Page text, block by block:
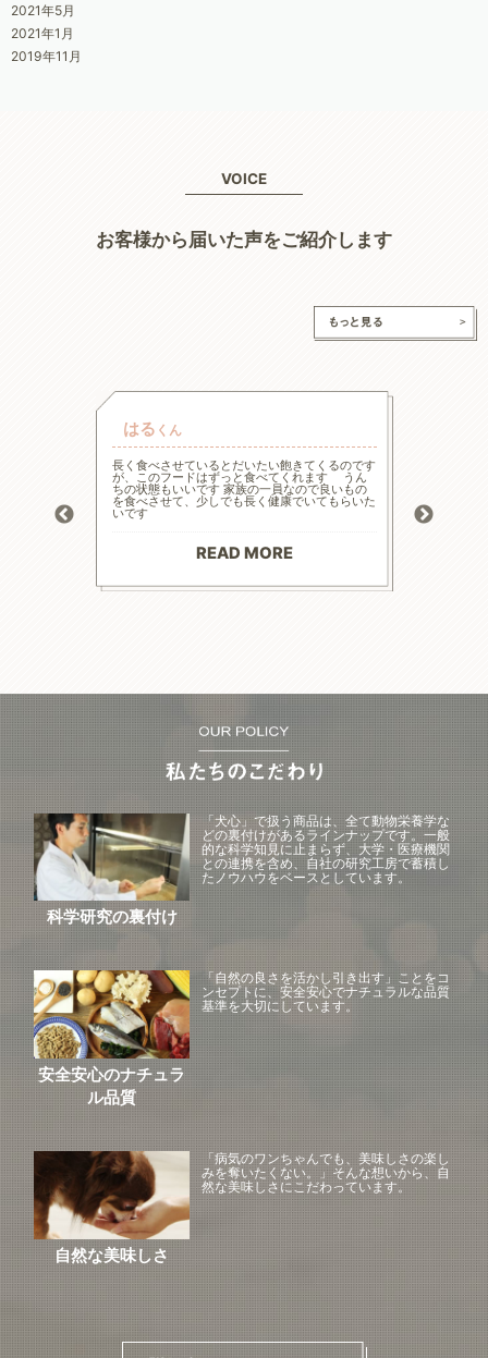
2021年5月
2021年1月
2019年11月
VOICE
お客様から届いた声をご紹介します
はる くん
長く食べさせているとだいたい飽きてくるのです
が、このフードはずっと食べてくれます うん
ちの状態もいいです 家族の一員なので良いもの
を食べさせて、少しでも長く健康でいてもらいた
いです
READ MORE
科学研究の裏付け
「犬心」で扱う商品は、全て動物栄養学な
どの裏付けがあるラインナップです。一般
的な科学知見に止まらず、大学・医療機関
との連携を含め、自社の研究工房で蓄積し
たノウハウをベースとしています。
安全安心のナチュラ
ル品質
「自然の良さを活かし引き出す」ことをコ
ンセプトに、安全安心でナチュラルな品質
基準を大切にしています。
自然な美味しさ
「病気のワンちゃんでも、美味しさの楽し
みを奪いたくない。」そんな想いから、自
然な美味しさにこだわっています。